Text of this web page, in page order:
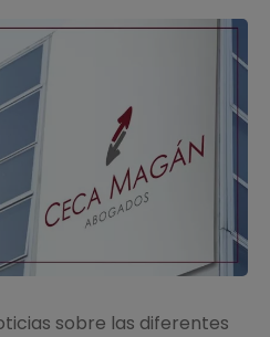
sobre las diferentes